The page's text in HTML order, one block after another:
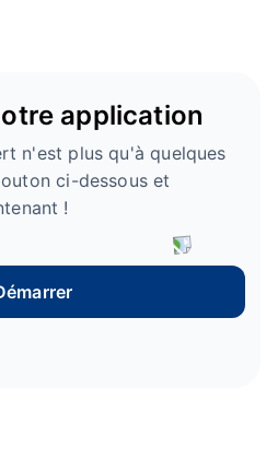
application
n'est plus qu'à quelques
ci-dessous et
!